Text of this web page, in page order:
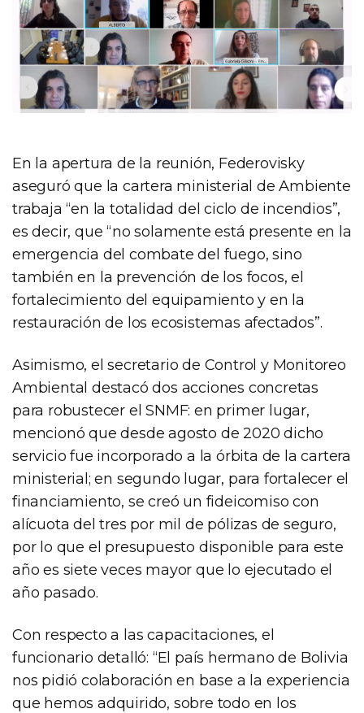
En la apertura de la reunión, Federovisky
aseguró que la cartera ministerial de Ambiente
trabaja “en la totalidad del ciclo de incendios”,
es decir, que “no solamente está presente en la
emergencia del combate del fuego, sino
también en la prevención de los focos, el
fortalecimiento del equipamiento y en la
restauración de los ecosistemas afectados”.
Asimismo, el secretario de Control y Monitoreo
Ambiental destacó dos acciones concretas
para robustecer el SNMF: en primer lugar,
mencionó que desde agosto de 2020 dicho
servicio fue incorporado a la órbita de la cartera
ministerial; en segundo lugar, para fortalecer el
financiamiento, se creó un fideicomiso con
alícuota del tres por mil de pólizas de seguro,
por lo que el presupuesto disponible para este
año es siete veces mayor que lo ejecutado el
año pasado.
Con respecto a las capacitaciones, el
funcionario detalló: “El país hermano de Bolivia
nos pidió colaboración en base a la experiencia
que hemos adquirido, sobre todo en los